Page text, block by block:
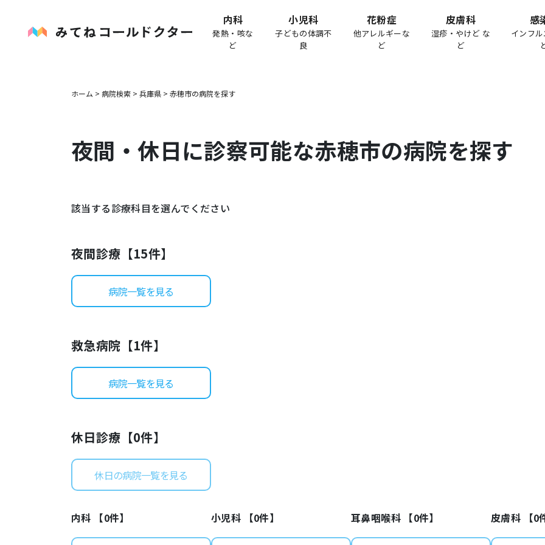
内科
発熱・咳な
ど
小児科
子どもの体調不
良
花粉症
他アレルギーな
ど
皮膚科
湿疹・やけど な
ど
感
インフ
ホーム > 病院検索 > 兵庫県 > 赤穂市の病院を探す
夜間・休日に診察可能な赤穂市の病院を探す
該当する診療科目を選んでください
夜間診療【15件】
病院一覧を見る
救急病院【1件】
病院一覧を見る
休日診療【0件】
休日の病院一覧を見る
内科 【0件】 小児科 【0件】 耳鼻咽喉科 【0件】 皮膚科 【0